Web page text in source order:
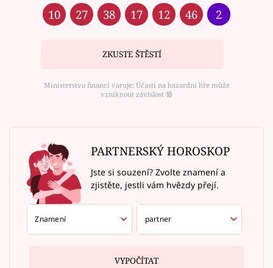
10 27 38 17 12 46 2
ZKUSTE ŠTĚSTÍ
Ministerstvo financí varuje: Účastí na hazardní hře může
vzniknout závislost ⑱
PARTNERSKÝ HOROSKOP
Jste si souzení? Zvolte znamení a
zjistěte, jestli vám hvězdy přejí.
VYPOČÍTAT